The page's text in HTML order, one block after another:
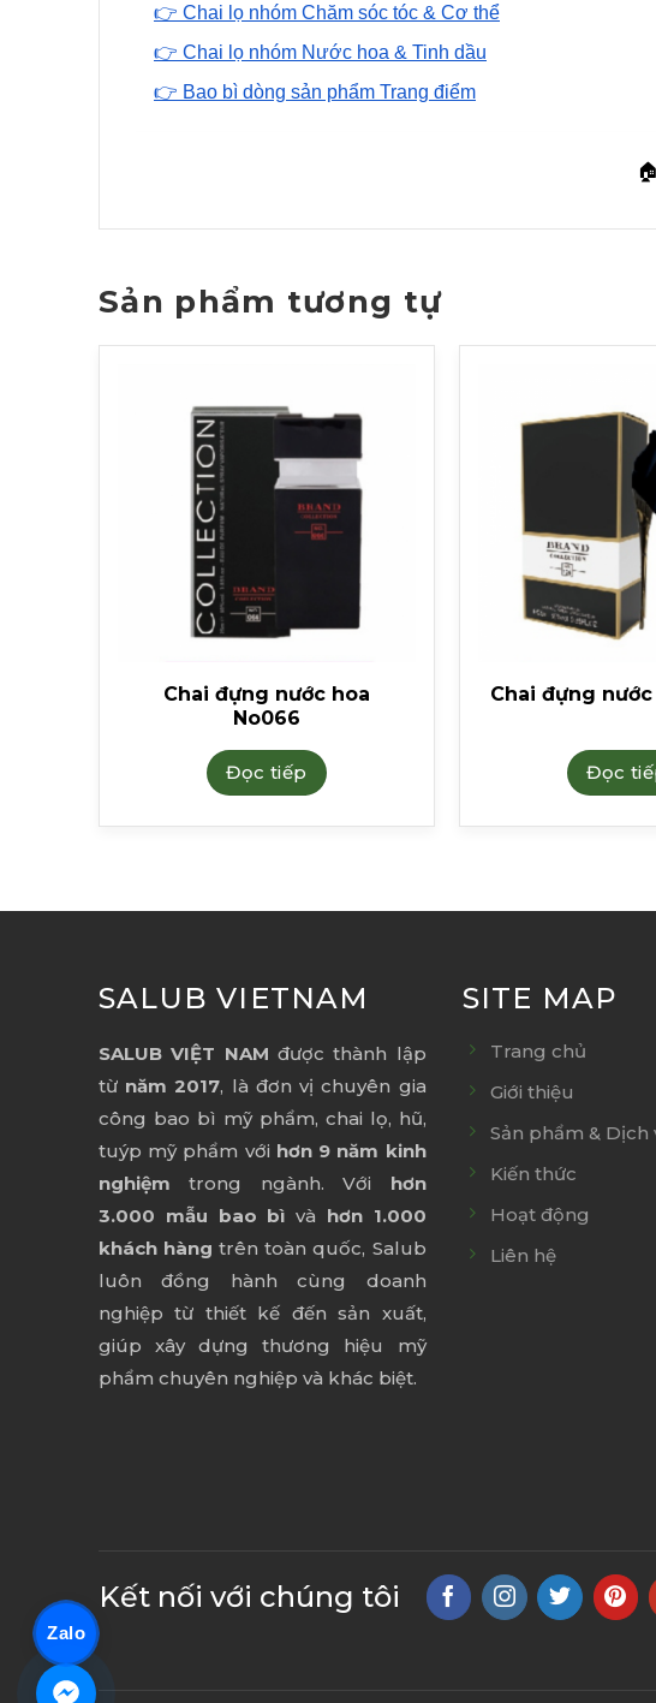
👉 Chai lọ nhóm Chăm sóc tóc & Cơ thể
👉 Chai lọ nhóm Nước hoa & Tinh dầu
👉 Bao bì dòng sản phẩm Trang điểm
🏠
Sản phẩm tương tự
Chai đựng nước hoa
No066
Đọc tiếp
Chai đựng nước
Đọc
SALUB VIETNAM
SALUB VIỆT NAM được thành lập
từ năm 2017, là đơn vị chuyên gia
công bao bì mỹ phẩm, chai lọ, hũ,
tuýp mỹ phẩm với hơn 9 năm kinh
nghiệm trong ngành. Với hơn
3.000 mẫu bao bì và hơn 1.000
khách hàng trên toàn quốc, Salub
luôn đồng hành cùng doanh
nghiệp từ thiết kế đến sản xuất,
giúp xây dựng thương hiệu mỹ
phẩm chuyên nghiệp và khác biệt.
SITE MAP
Trang chủ
Giới thiệu
Sản phẩm & Dịch
Kiến thức
Hoạt động
Liên hệ
Kết nối với chúng tôi
Zalo